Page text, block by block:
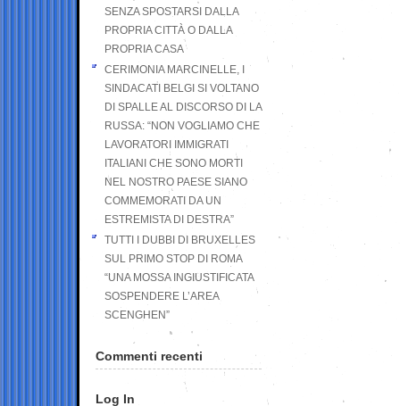
SENZA SPOSTARSI DALLA
PROPRIA CITTÀ O DALLA
PROPRIA CASA
CERIMONIA MARCINELLE, I
SINDACATI BELGI SI VOLTANO
DI SPALLE AL DISCORSO DI LA
RUSSA: “NON VOGLIAMO CHE
LAVORATORI IMMIGRATI
ITALIANI CHE SONO MORTI
NEL NOSTRO PAESE SIANO
COMMEMORATI DA UN
ESTREMISTA DI DESTRA”
TUTTI I DUBBI DI BRUXELLES
SUL PRIMO STOP DI ROMA
“UNA MOSSA INGIUSTIFICATA
SOSPENDERE L’AREA
SCENGHEN”
Commenti recenti
Log In